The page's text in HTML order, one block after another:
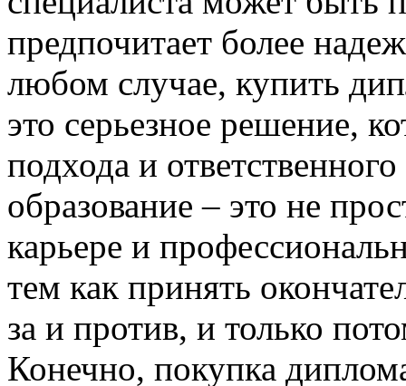
предпочитает более
любом случае, купить
это серьезное решение,
подхода и
образование – это не
карьере и
тем как принять
за и против, и только
Конечно, покупка